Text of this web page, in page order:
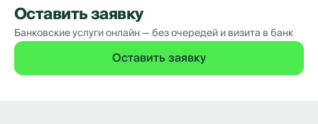
Оставить заявку
Банковские услуги онлайн — без очередей и визита в банк
Оставить заявку